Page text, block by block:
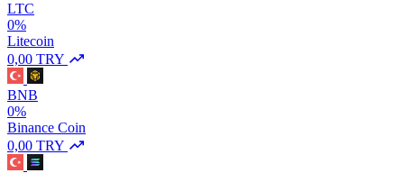
LTC
0%
Litecoin
0,00 TRY
BNB
0%
Binance Coin
0,00 TRY